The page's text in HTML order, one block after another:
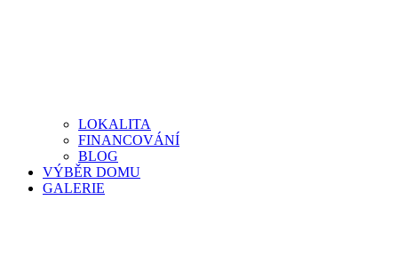
LOKALITA
FINANCOVÁNÍ
BLOG
VÝBĚR DOMU
GALERIE